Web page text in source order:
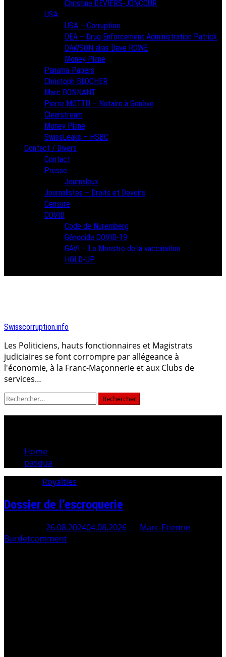
Christine DEVIERS-JONCOUR
USA
USA – Corruption
DEA – Drug Enforcement Administration Patrick
DAWSON alias Dave ROWE
Money Plane
Panama-Papers
Christoph BLOCHER
Marc BONNANT
Pierre MOTTU – Notaire à Genève
Clearstream
Money Plane
SwissLeaks – HSBC
Contact / Divers
Contact
Presse
Journaleux
Journalistes – Droits et Devoirs
Censure
COVID
Code de Nuremberg
Génocide COVID-19
GAVI – Le Monstre de la vaccination
HOLD-UP
Swisscorruption.info
Les Politiciens, hauts fonctionnaires et Magistrats
judiciaires se font corrompre par allégeance à
l'économie, à la Franc-Maçonnerie et aux Clubs de
services…
Rechercher :
Home
pasqua
Royalties
Dossier de l’escroquerie
26.08.202404.08.2026
Marc-Etienne
Burdetcomment